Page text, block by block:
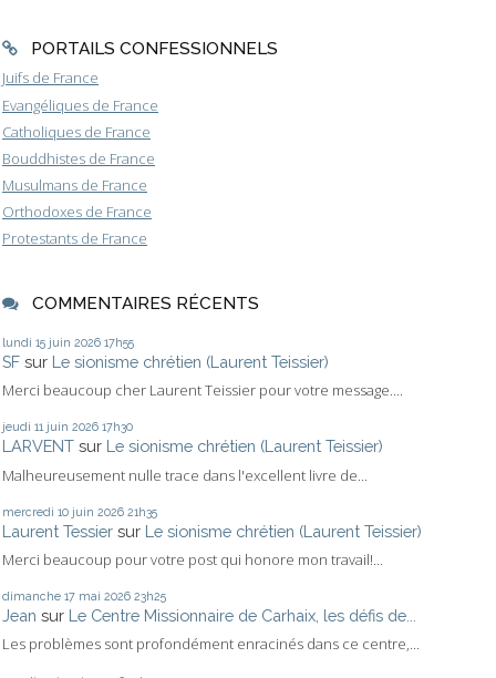
PORTAILS CONFESSIONNELS
Juifs de France
Evangéliques de France
Catholiques de France
Bouddhistes de France
Musulmans de France
Orthodoxes de France
Protestants de France
COMMENTAIRES RÉCENTS
lundi 15 juin 2026 17h55
SF sur Le sionisme chrétien (Laurent Teissier)
Merci beaucoup cher Laurent Teissier pour votre message....
jeudi 11 juin 2026 17h30
LARVENT sur Le sionisme chrétien (Laurent Teissier)
Malheureusement nulle trace dans l'excellent livre de...
mercredi 10 juin 2026 21h35
Laurent Tessier sur Le sionisme chrétien (Laurent Teissier)
Merci beaucoup pour votre post qui honore mon travail!...
dimanche 17 mai 2026 23h25
Jean sur Le Centre Missionnaire de Carhaix, les défis de...
Les problèmes sont profondément enracinés dans ce centre,...